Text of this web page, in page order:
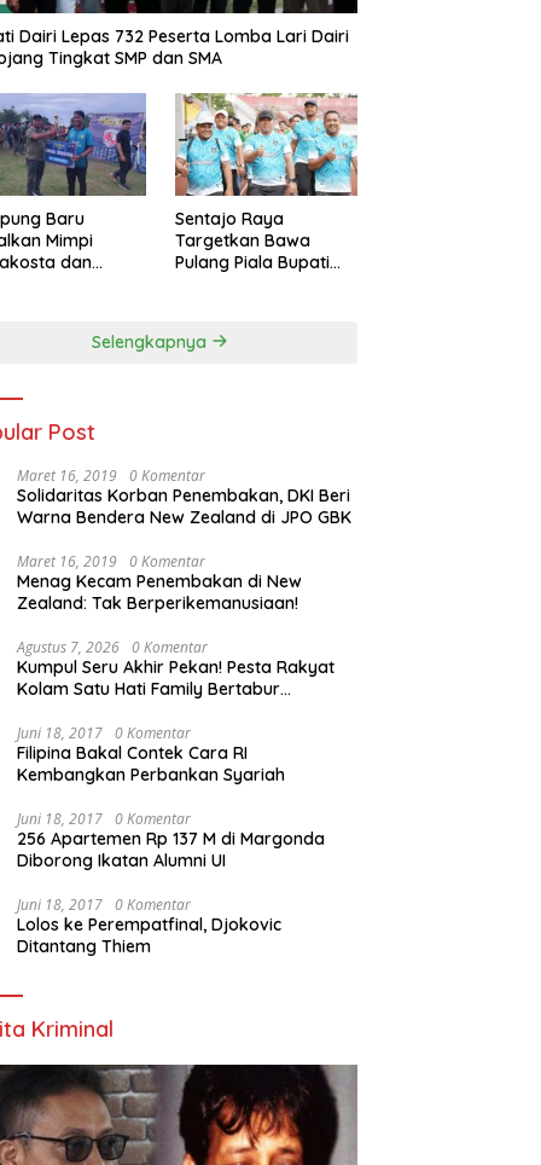
Dairi Lepas 732 Peserta Lomba Lari Dairi
Tingkat SMP dan SMA
Baru
Mimpi
dan
Sentajo Raya
Targetkan Bawa
Pulang Piala Bupati
Selengkapnya
Post
Maret 16, 2019 0 Komentar
Solidaritas Korban Penembakan, DKI Beri
Warna Bendera New Zealand di JPO GBK
Maret 16, 2019 0 Komentar
Menag Kecam Penembakan di New
Zealand: Tak Berperikemanusiaan!
Agustus 7, 2026 0 Komentar
Kumpul Seru Akhir Pekan! Pesta Rakyat
Kolam Satu Hati Family Bertabur
Juni 18, 2017 0 Komentar
Filipina Bakal Contek Cara RI
Kembangkan Perbankan Syariah
Juni 18, 2017 0 Komentar
256 Apartemen Rp 137 M di Margonda
Diborong Ikatan Alumni UI
Juni 18, 2017 0 Komentar
Lolos ke Perempatfinal, Djokovic
Ditantang Thiem
Kriminal